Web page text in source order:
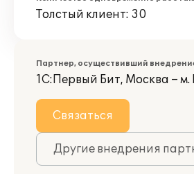
Толстый клиент: 30
Партнер, осуществивший
1С:Первый Бит, Москва – м.
Связаться
Другие внедрения